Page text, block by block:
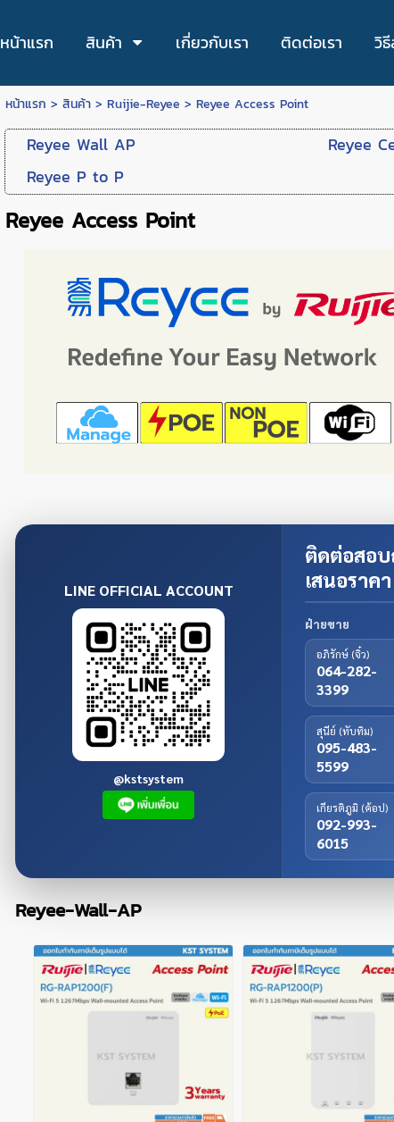
หน้าแรก สินค้า เกี่ยวกับเรา ติดต่อเรา วิ
หน้าแรก > สินค้า> Ruijie-Reyee > Reyee Access Point
Reyee Wall AP Reyee
Reyee P to P
Reyee Access Point
LINE OFFICIAL ACCOUNT
@kstsystem
ติดต่อสอ
เสนอราคา
ฝ่ายขาย
อภิรักษ์ (จิ๋ว)
064-282-
3399
สุนีย์ (ทับทิม)
095-483-
5599
เกียรติภูมิ (ค้อป)
092-993-
6015
Reyee-Wall-AP